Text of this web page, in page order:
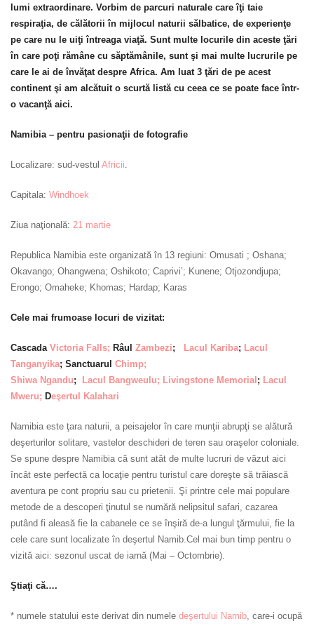
lumi extraordinare. Vorbim de parcuri naturale care îţi taie
respiraţia, de călătorii în mijlocul naturii sălbatice, de experienţe
pe care nu le uiţi întreaga viaţă. Sunt multe locurile din aceste ţări
în care poţi rămâne cu săptămânile, sunt şi mai multe lucrurile pe
care le ai de învăţat despre Africa. Am luat 3 ţări de pe acest
continent şi am alcătuit o scurtă listă cu ceea ce se poate face într-
o vacanţă aici.
Namibia – pentru pasionaţii de fotografie
Localizare: sud-vestul Africii.
Capitala: Windhoek
Ziua naţională: 21 martie
Republica Namibia este organizată în 13 regiuni: Omusati ; Oshana;
Okavango; Ohangwena; Oshikoto; Caprivi’; Kunene; Otjozondjupa;
Erongo; Omaheke; Khomas; Hardap; Karas
Cele mai frumoase locuri de vizitat:
Cascada Victoria Falls; Râul Zambezi; Lacul Kariba; Lacul
Tanganyika; Sanctuarul Chimp;
Shiwa Ngandu; Lacul Bangweulu; Livingstone Memorial ; Lacul
Mweru; Deşertul Kalahari
Namibia este ţara naturii, a peisajelor în care munţii abrupţi se alătură
deşerturilor solitare, vastelor deschideri de teren sau oraşelor coloniale.
Se spune despre Namibia că sunt atât de multe lucruri de văzut aici
încât este perfectă ca locaţie pentru turistul care doreşte să trăiască
aventura pe cont propriu sau cu prietenii. Şi printre cele mai populare
metode de a descoperi ţinutul se numără nelipsitul safari, cazarea
putând fi aleasă fie la cabanele ce se înşiră de-a lungul ţărmului, fie la
cele care sunt localizate în deşertul Namib.Cel mai bun timp pentru o
vizită aici: sezonul uscat de iarnă (Mai – Octombrie).
Ştiaţi că….
* numele statului este derivat din numele deşertului Namib, care-i ocupă